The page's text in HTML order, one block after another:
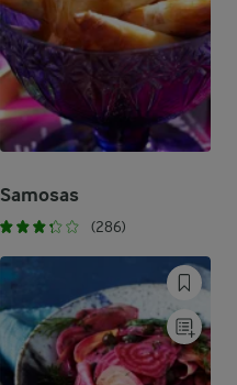
Samosas
(286)